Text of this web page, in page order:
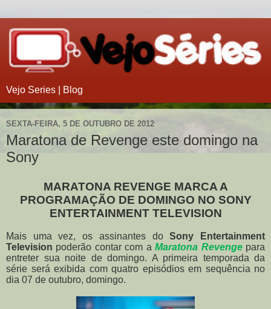
Vejo Series | Blog
SEXTA-FEIRA, 5 DE OUTUBRO DE 2012
Maratona de Revenge este domingo na
Sony
MARATONA REVENGE MARCA A
PROGRAMAÇÃO DE DOMINGO NO SONY
ENTERTAINMENT TELEVISION
Mais uma vez, os assinantes doSony Entertainment
Television poderão contar com aMaratona Revengepara
entreter sua noite de domingo. A primeira temporada da
série será exibida com quatro episódios em sequência no
dia 07 de outubro, domingo.